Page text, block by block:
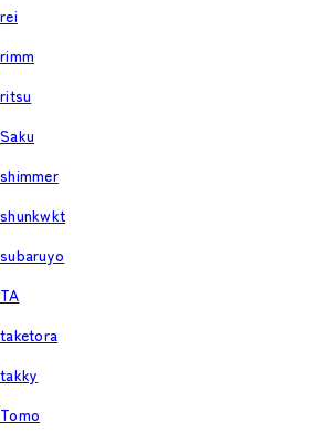
rei
rimm
ritsu
Saku
shimmer
shunkwkt
subaruyo
TA
taketora
takky
Tomo